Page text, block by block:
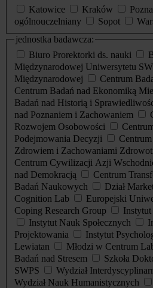
Katowice
Kraków
ogólnouczelniany
Sopot
jednostka badawcza:
Biuro Prorektorki ds. nauki
Międzynarodowej Uniwersytetu
Międzynarodowej
Centrum
Centrum Badań nad Ekonomiką
Badań nad Historią i
nad Poznaniem i Zachowaniem
Rozwojem Osobowości
Podejmowania Decyzji
Zdrowiem i Zachowaniami
Centrum Cywilizacji Azji
nad Demokracją
Centrum
Badań Naukowych
Dział
Cognition Lab
Europejski
Coping Research Group
Instytut Nauk Społecznych
Projektowania
Instytut
Lewiatan
Młodzi w Centrum
Badań nad Stresem
Szkoła
SWPS
Wydział
Wydział Nauk Humanistycznych